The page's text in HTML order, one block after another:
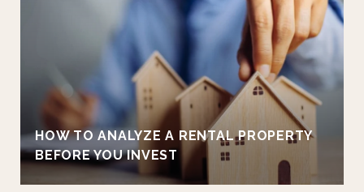
HOW TO ANALYZE A RENTAL PROPERTY
BEFORE YOU INVEST